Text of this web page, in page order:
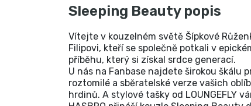
Sleeping Beauty popis
Vítejte v kouzelném světě Šípkové
Filipovi, kteří se společně potkali v
příběhu, který si získal srdce generací.
U nás na Fanbase najdete širokou škálu
roztomilé a sběratelské verze vašich
hrdinů. A stylové tašky od LOUNGEFLY